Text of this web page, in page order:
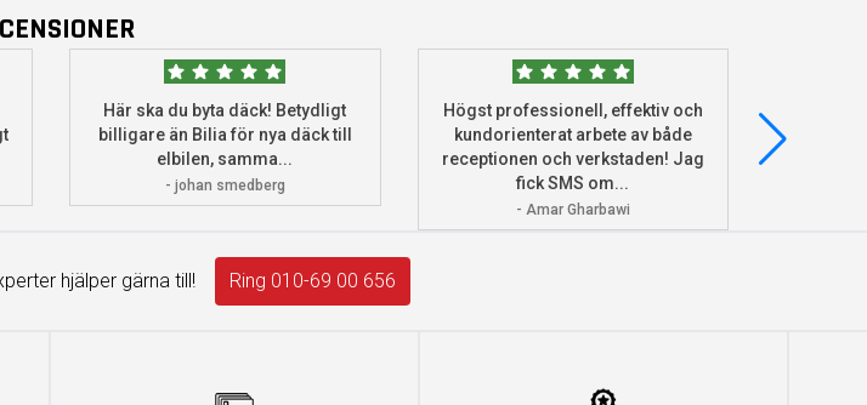
Här ska du byta däck! Betydligt
billigare än Bilia för nya däck till
elbilen, samma...
- johan smedberg
Högst professionell, effektiv och
kundorienterat arbete av både
receptionen och verkstaden! Jag
fick SMS om...
- Amar Gharbawi
deras
hjälper gärna till! Ring 010-69 00 656